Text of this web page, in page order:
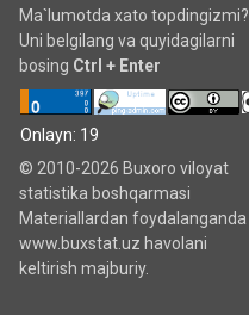
Ma`lumotda xato topdingizmi?
Uni belgilang va quyidagilarni
bosing Ctrl + Enter
Onlayn: 19
© 2010-2026 Buxoro viloyat
statistika boshqarmasi
Materiallardan foydalanganda
www.buxstat.uz havolani
keltirish majburiy.